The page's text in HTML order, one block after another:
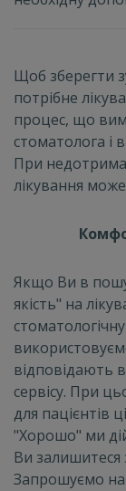
Щоб зберегти
потрібне
процес, що
стоматолога і
При
лікування
Якщо Ви в
якість" на
відповідають
сервісу. При
для пацієнтів
"Хорошо" ми
Ви залишитеся
Запрошуємо на